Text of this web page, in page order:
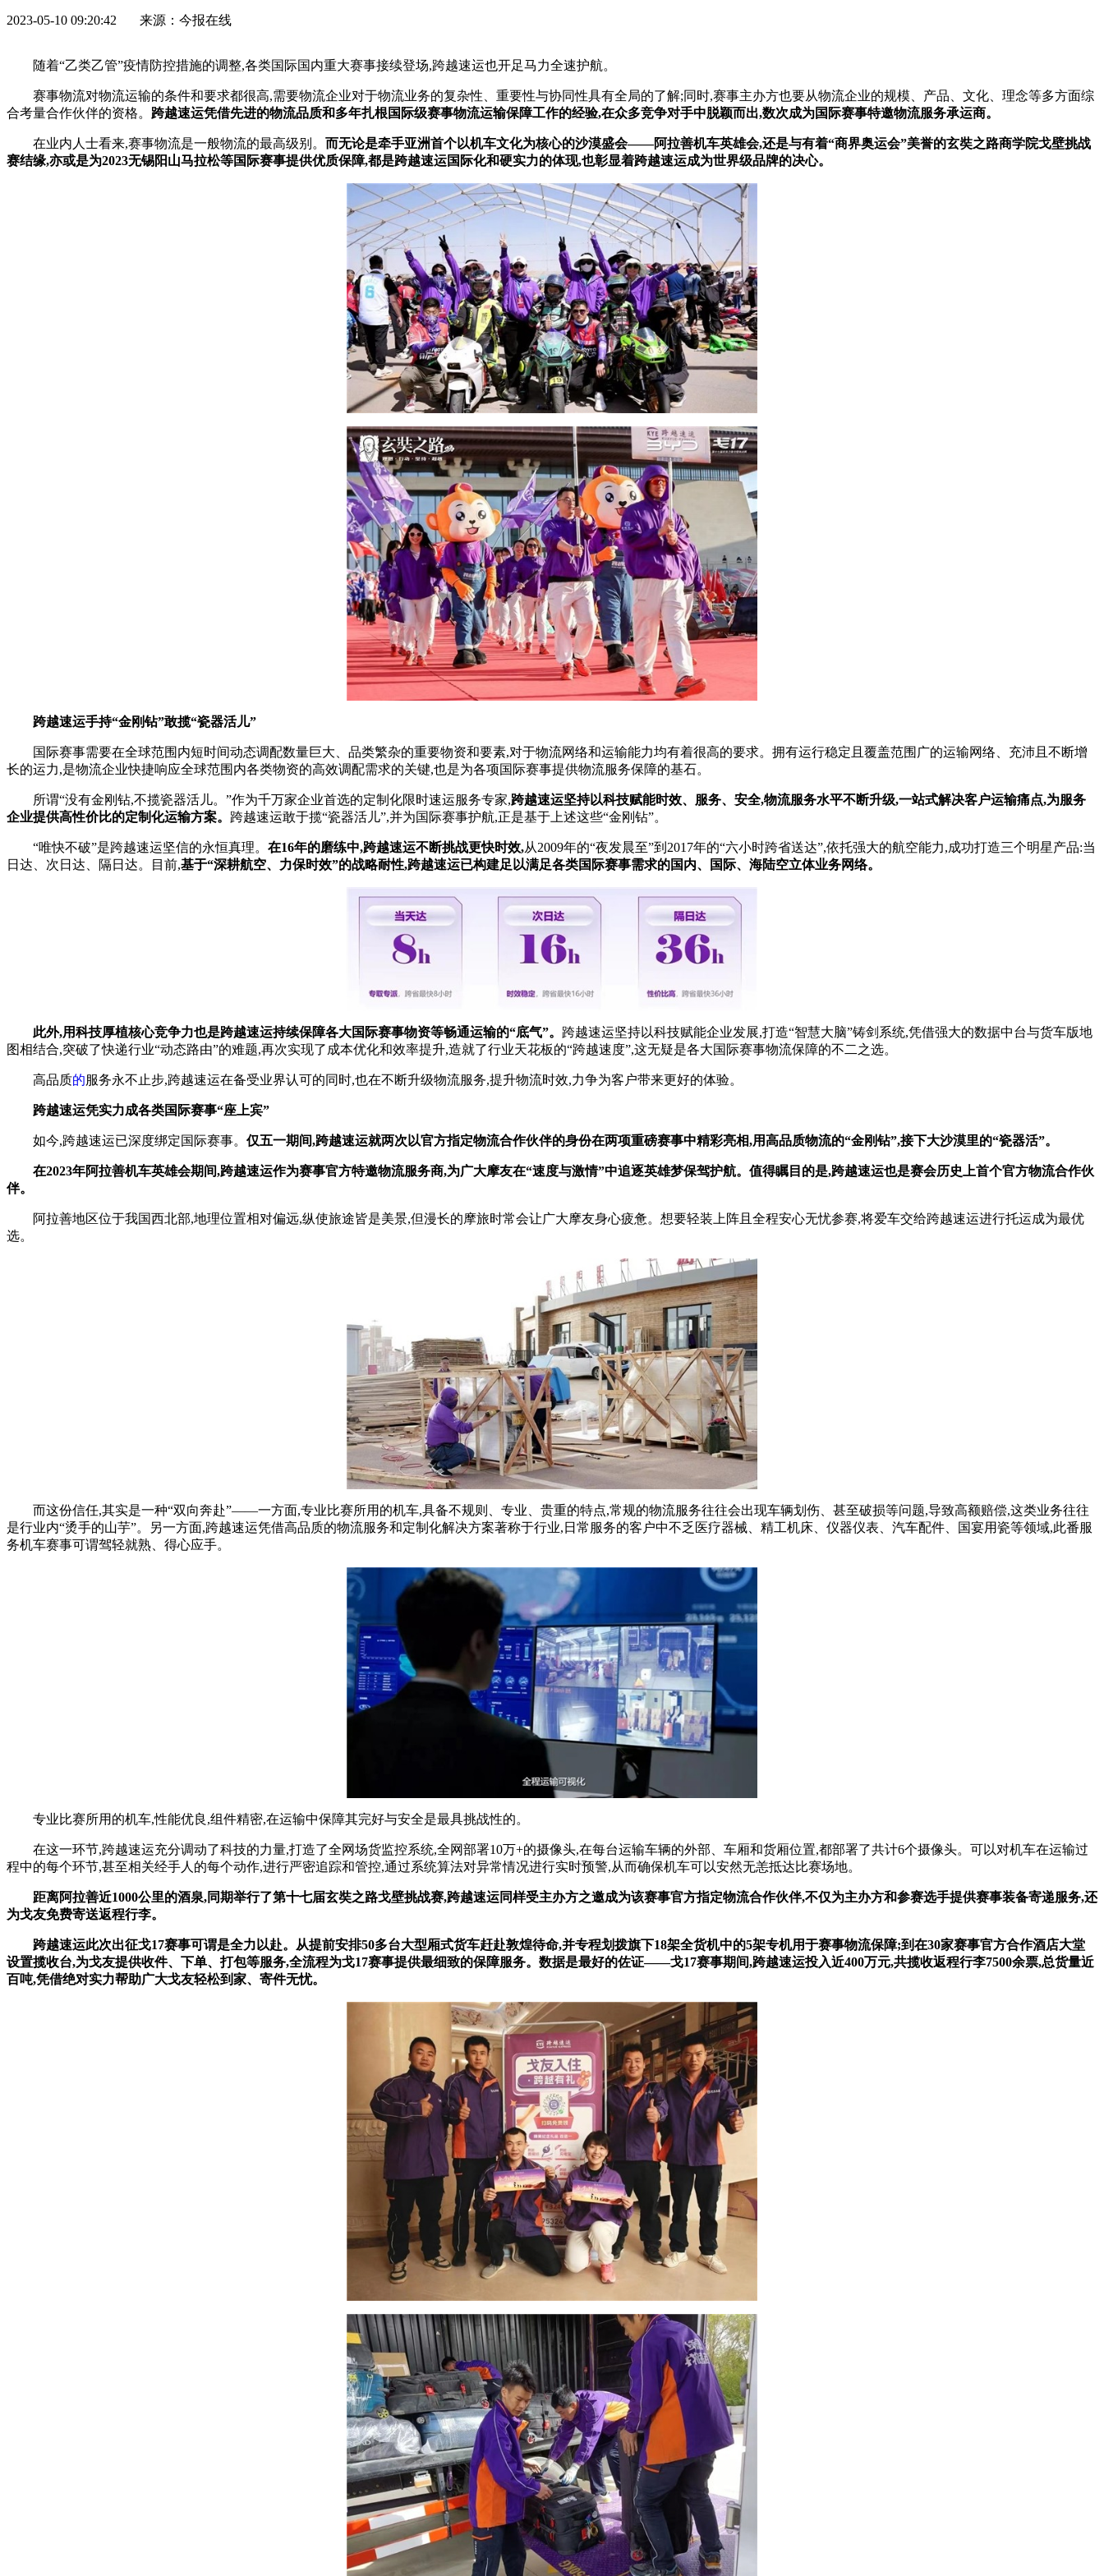
2023-05-10 09:20:42 来源：今报在线
随着“乙类乙管”疫情防控措施的调整,各类国际国内重大赛事接续登场,跨越速运也开足马力全速护航。
赛事物流对物流运输的条件和要求都很高,需要物流企业对于物流业务的复杂性 、重要性与协同性具有全局的了解;同时,赛事主办方也要从物流企业的规模、产品、文化、理念等多方面综
合考量合作伙伴的资格。 跨越速运凭借先进的物流品质和多年扎根国际级赛事物流运输保障工作的经验,在众多竞争对手中脱颖而出,数次成为国际赛事特邀物流服务承运商。
在业内人士看来,赛事物流是一般物流的最高级别。 而无论是牵手亚洲首个以机车文化为核心的沙漠盛会——阿拉善机车英雄会,还是与有着“商界奥运会”美誉的玄奘之路商学院戈壁挑战
赛结缘,亦或是为2023无锡阳山马拉松等国际赛事提供优质保障,都是跨越速运国际化和硬实力的体现,也彰显着跨越速运成为世界级品牌的决心。
跨越速运手持“金刚钻”敢揽“瓷器活儿”
国际赛事需要在全球范围内短时间动态调配数量巨大、品类繁杂的重要物资和要素,对于物流网络和运输能力均有着很高的要求。拥有运行稳定且覆盖范围广的运输网络、充沛且不断增
长的运力,是物流企业快捷响应全球范围内各类物资的高效调配需求的关键,也是为各项国际赛事提供物流服务保障的基石。
所谓“没有金刚钻,不揽瓷器活儿。”作为千万家企业首选的定制化限时速运服务专家,跨越速运坚持以科技赋能时效、服务、安全,物流服务水平不断升级,一站式解决客户运输痛点,为服务
企业提供高性价比的定制化运输方案。 跨越速运敢于揽“瓷器活儿”,并为国际赛事护航,正是基于上述这些“金刚钻”。
“唯快不破”是跨越速运坚信的永恒真理。 在16年的磨练中,跨越速运不断挑战更快时效,从2009年的“夜发晨至”到2017年的“六小时跨省送达”,依托强大的航空能力,成功打造三个明星产品:当
日达、次日达、隔日达。目前,基于“深耕航空、力保时效”的战略耐性,跨越速运已构建足以满足各类国际赛事需求的国内、国际、海陆空立体业务网络。
此外,用科技厚植核心竞争力也是跨越速运持续保障各大国际赛事物资等畅通运输的“底气”。 跨越速运坚持以科技赋能企业发展,打造“智慧大脑”铸剑系统,凭借强大的数据中台与货车版地
图相结合,突破了快递行业“动态路由”的难题,再次实现了成本优化和效率提升,造就了行业天花板的“跨越速度”,这无疑是各大国际赛事物流保障的不二之选。
高品质的服务永不止步,跨越速运在备受业界认可的同时,也在不断升级物流服务,提升物流时效,力争为客户带来更好的体验。
跨越速运凭实力成各类国际赛事“座上宾”
如今,跨越速运已深度绑定国际赛事。 仅五一期间,跨越速运就两次以官方指定物流合作伙伴的身份在两项重磅赛事中精彩亮相,用高品质物流的“金刚钻”,接下大沙漠里的“瓷器活”。
在2023年阿拉善机车英雄会期间,跨越速运作为赛事官方特邀物流服务商,为广大摩友在“速度与激情”中追逐英雄梦保驾护航。值得瞩目的是,跨越速运也是赛会历史上首个官方物流合作伙
伴。
阿拉善地区位于我国西北部,地理位置相对偏远,纵使旅途皆是美景,但漫长的摩旅时常会让广大摩友身心疲惫。想要轻装上阵且全程安心无忧参赛,将爱车交给跨越速运进行托运成为最优
选。
而这份信任,其实是一种“双向奔赴”——一方面,专业比赛所用的机车,具备不规则、专业、贵重的特点,常规的物流服务往往会出现车辆划伤、甚至破损等问题,导致高额赔偿,这类业务往往
是行业内“烫手的山芋”。另一方面,跨越速运凭借高品质的物流服务和定制化解决方案著称于行业,日常服务的客户中不乏医疗器械、精工机床、仪器仪表、汽车配件、国宴用瓷等领域,此番服
务机车赛事可谓驾轻就熟、得心应手。
专业比赛所用的机车,性能优良,组件精密,在运输中保障其完好与安全是最具挑战性的。
在这一环节,跨越速运充分调动了科技的力量,打造了全网场货监控系统,全网部署10万+的摄像头,在每台运输车辆的外部、车厢和货厢位置,都部署了共计6个摄像头。可以对机车在运输过
程中的每个环节,甚至相关经手人的每个动作,进行严密追踪和管控,通过系统算法对异常情况进行实时预警,从而确保机车可以安然无恙抵达比赛场地。
距离阿拉善近1000公里的酒泉,同期举行了第十七届玄奘之路戈壁挑战赛,跨越速运同样受主办方之邀成为该赛事官方指定物流合作伙伴,不仅为主办方和参赛选手提供赛事装备寄递服务,还
为戈友免费寄送返程行李。
跨越速运此次出征戈17赛事可谓是全力以赴。 从提前安排50多台大型厢式货车赶赴敦煌待命,并专程划拨旗下18架全货机中的5架专机用于赛事物流保障;到在30家赛事官方合作酒店大堂
设置揽收台,为戈友提供收件、 下单、打包等服务,全流程为戈17赛事提供最细致的保障服务。数据是最好的佐证——戈17赛事期间,跨越速运投入近400万元,共揽收返程行李7500余票,总货量近
百吨,凭借绝对实力帮助广大戈友轻松到家、 寄件无忧。